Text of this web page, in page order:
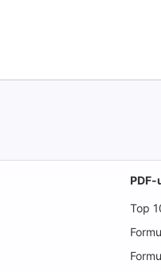
PDF-
Top